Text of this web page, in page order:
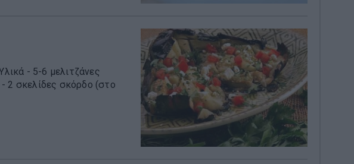
- 5-6 μελιτζάνες
2 σκελίδες σκόρδο (στο